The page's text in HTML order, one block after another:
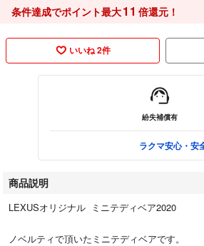
条件達成でポイント最大11 倍還元！
いいね 2件
紛失補償有
ラクマ安心・安
商品説明
LEXUSオリジナル ミニテディベア2020
ノベルティで頂いたミニテディベアです。